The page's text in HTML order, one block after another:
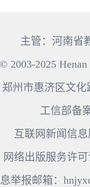
主管：河南省
2003-2025
州市惠济区文化
工信部备
互联网新闻信
网络出版服务许
举报邮箱：